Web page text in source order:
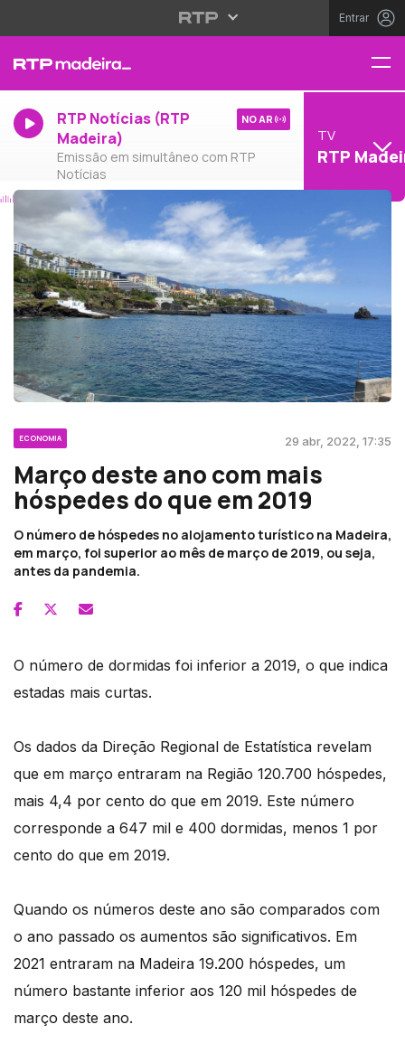
Entrar
RTP Notícias (RTP
Madeira)
Emissão em simultâneo com RTP
Notícias
NO AR
TV
RTP
ECONOMIA 29 abr, 2022, 17:35
Março deste ano com mais
hóspedes do que em 2019
O número de hóspedes no alojamento turístico na Madeira,
em março, foi superior ao mês de março de 2019, ou seja,
antes da pandemia.
O número de dormidas foi inferior a 2019, o que indica
estadas mais curtas.
Os dados da Direção Regional de Estatística revelam
que em março entraram na Região 120.700 hóspedes,
mais 4,4 por cento do que em 2019. Este número
corresponde a 647 mil e 400 dormidas, menos 1 por
cento do que em 2019.
Quando os números deste ano são comparados com
o ano passado os aumentos são significativos. Em
2021 entraram na Madeira 19.200 hóspedes, um
número bastante inferior aos 120 mil hóspedes de
março deste ano.